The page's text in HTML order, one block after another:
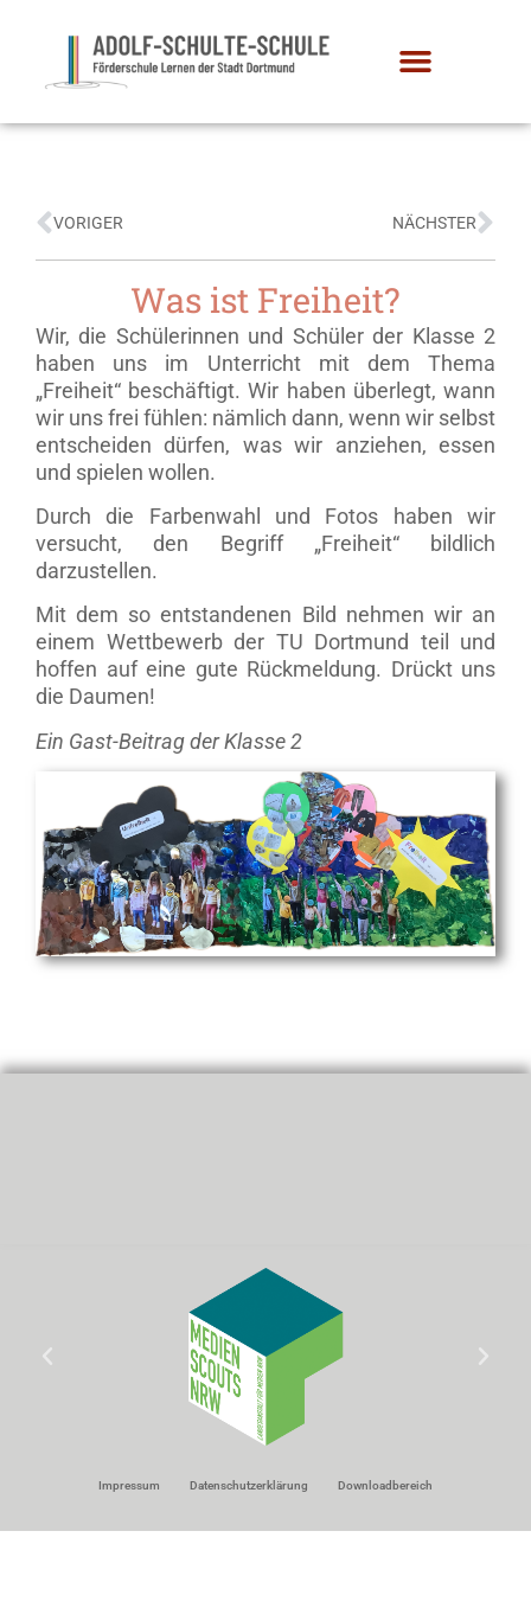
VORIGER NÄCHSTER
Was ist Freiheit?
Wir, die Schülerinnen und Schüler der Klasse 2
haben uns im Unterricht mit dem Thema
„Freiheit“ beschäftigt. Wir haben überlegt, wann
wir uns frei fühlen: nämlich dann, wenn wir selbst
entscheiden dürfen, was wir anziehen, essen
und spielen wollen.
Durch die Farbenwahl und Fotos haben wir
versucht, den Begriff „Freiheit“ bildlich
darzustellen.
Mit dem so entstandenen Bild nehmen wir an
einem Wettbewerb der TU Dortmund teil und
hoffen auf eine gute Rückmeldung. Drückt uns
die Daumen!
Ein Gast-Beitrag der Klasse 2
Impressum Datenschutzerklärung Downloadbereich